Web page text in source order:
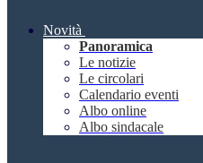
Novità
Panoramica
Le notizie
Le circolari
Calendario eventi
Albo online
Albo sindacale